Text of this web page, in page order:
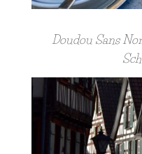
Doudou Sans